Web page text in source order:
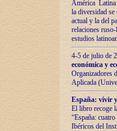
América Latina
la diversidad
actual у lа del
relaciones
estudios
4-5 de julio de
económica y
Organizadores
Aplicada
España: vivir
El libro recoge
“España:
Ibéricos del